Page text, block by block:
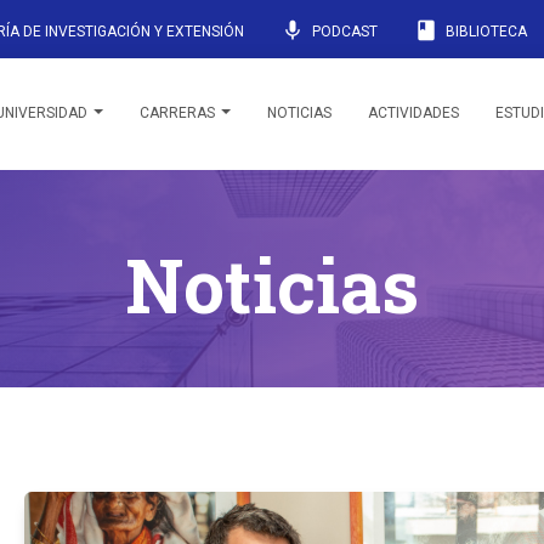
DE INVESTIGACIÓN Y EXTENSIÓN mic PODCAST book BIBLIOTECA
CARRERAS NOTICIAS ACTIVIDADES
Noticias